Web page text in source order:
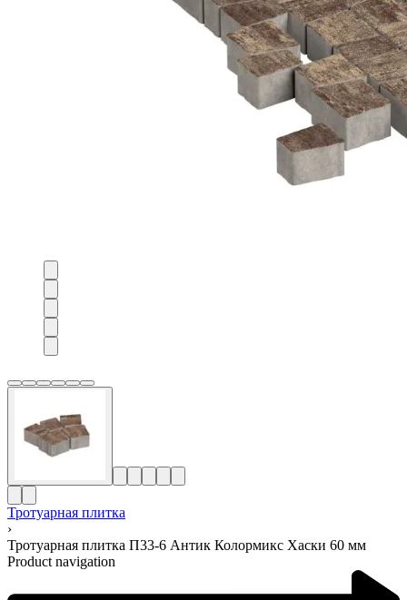
Тротуарная плитка
›
Тротуарная плитка П33-6 Антик Колормикс Хаски 60 мм
Product navigation